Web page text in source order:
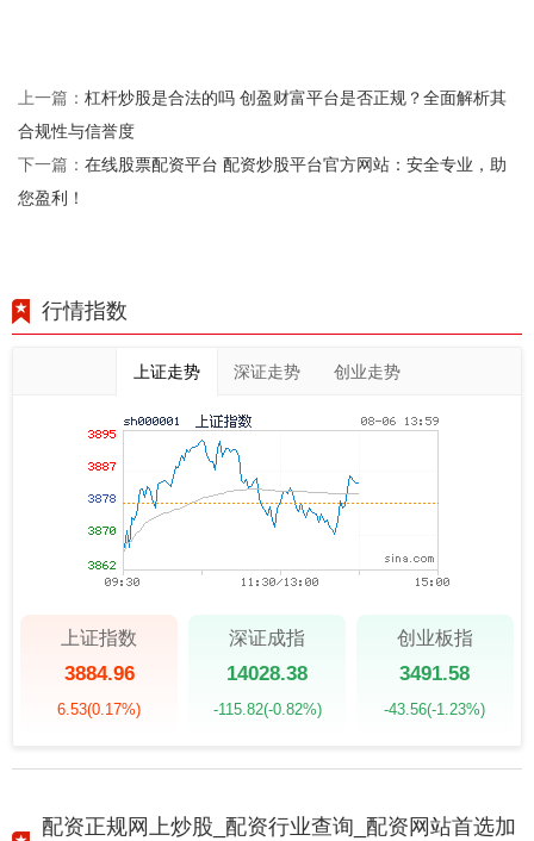
上一篇： 杠杆炒股是合法的吗 创盈财富平台是否正规？全面解析其
合规性与信誉度
下一篇： 在线股票配资平台 配资炒股平台官方网站：安全专业，助
您盈利！
行情指数
上证走势 深证走势 创业走势
上证指数
3884.96
6.53(0.17%)
深证成指
14028.38
-115.82(-0.82%)
创业板指
3491.58
-43.56(-1.23%)
配资正规网上炒股_配资行业查询_配资网站首选加